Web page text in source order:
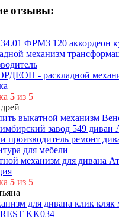
отзывы:
- раскладной
5 из 5
механизм для дивана
5 из 5